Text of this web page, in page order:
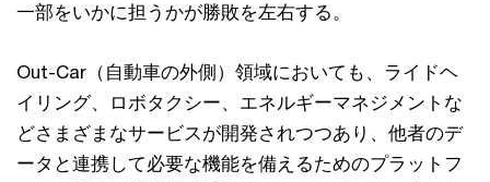
一部をいかに担うかが勝敗を左右する。
Out-Car（自動車の外側）領域においても、ライドヘ
イリング、ロボタクシー、エネルギーマネジメントな
どさまざまなサービスが開発されつつあり、他者のデ
ータと連携して必要な機能を備えるためのプラットフ